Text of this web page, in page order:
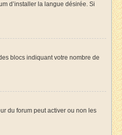
d’installer la langue désirée. Si
blocs indiquant votre nombre de
du forum peut activer ou non les